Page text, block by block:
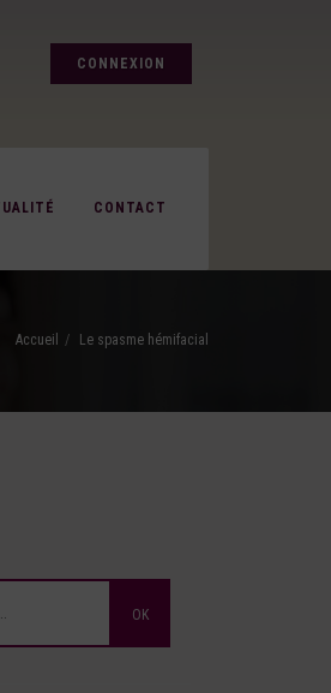
CONNEXION
CONTACT
Accueil Le spasme hémifacial